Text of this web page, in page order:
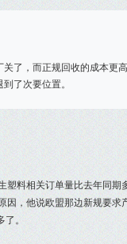
了，而正规回收的成本更
了次要位置。
塑料相关订单量比去年同期
因，他说欧盟那边新规要求
。